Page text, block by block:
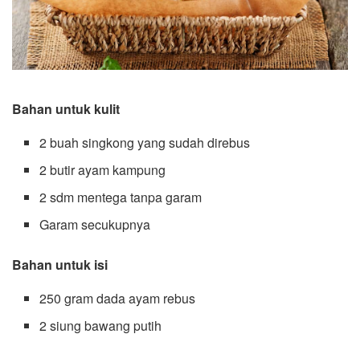
Bahan untuk kulit
2 buah singkong yang sudah direbus
2 butir ayam kampung
2 sdm mentega tanpa garam
Garam secukupnya
Bahan untuk isi
250 gram dada ayam rebus
2 siung bawang putih